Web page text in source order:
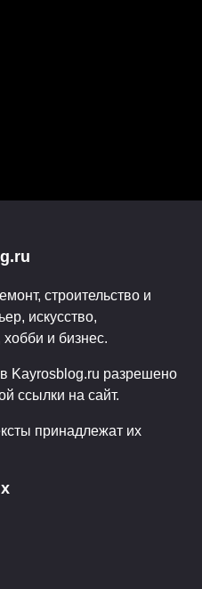
строительство и
искусство,
и бизнес.
Kayrosblog.ru разрешено
ссылки на сайт.
принадлежат их